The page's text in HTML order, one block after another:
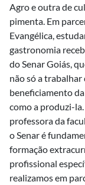
Agro e outra de
pimenta. Em
Evangélica,
gastronomia
do Senar Goiás,
não só a trabalhar
beneficiamento
como a produzi-la.
professora da
o Senar é
formação
profissional
realizamos em